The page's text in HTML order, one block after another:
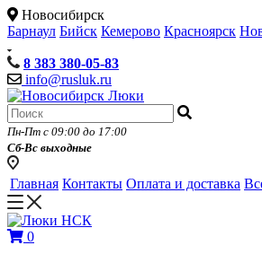
Новосибирск
Барнаул Бийск Кемерово Красноярск
8 383 380-05-83
info@rusluk.ru
Пн-Пт с 09:00 до 17:00
Сб-Вс выходные
Главная Контакты Оплата и доставка
0